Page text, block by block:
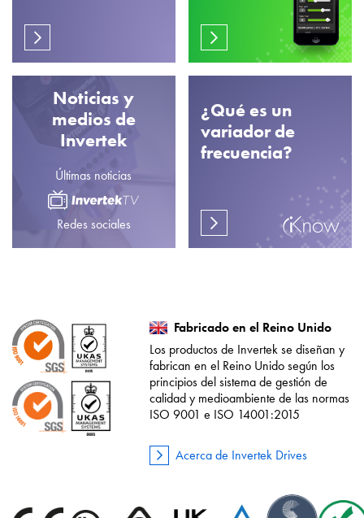
Noticias y
medios de
Invertek
Últimas noticias
Redes sociales
¿Qué es un
variador de
frecuencia?
Fabricado en el Reino Unido
Los productos de Invertek se diseñan y
fabrican en el Reino Unido según los
principios del sistema de gestión de
calidad y medioambiente de las normas
ISO 9001 e ISO 14001:2015
Acerca de Invertek Drives